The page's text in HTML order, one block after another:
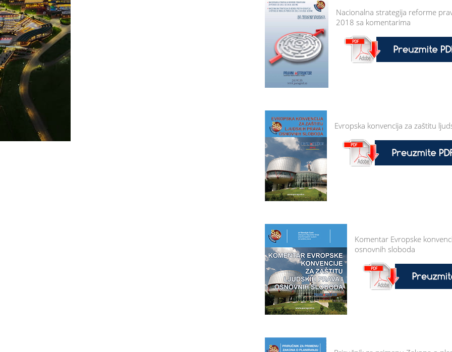
Nacionalna strategija reforme
2018 sa komentarima
Evropska konvencija za zaštitu
Komentar Evropske
osnovnih sloboda